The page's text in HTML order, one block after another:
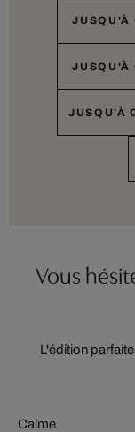
JUSQU'À
JUSQU'À
JUSQU'À
Vous
L'édition
Calme